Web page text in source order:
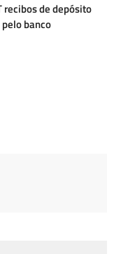
recibos de depósito
banco